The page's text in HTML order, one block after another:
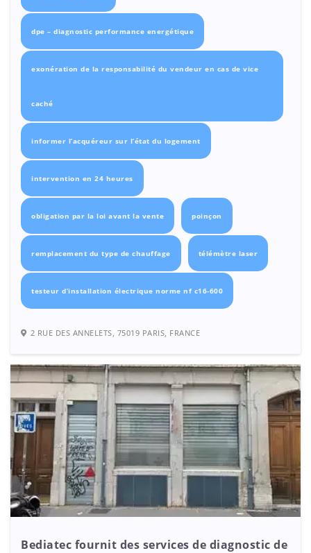
dpe – diagnostic performance energétique
exonération de la responsabilité du vendeur en cas de vice
caché
informer l’acquéreur sur l’état du logement
intervention en 24 heures
obligation par la loi avant la vente poinçon
remplacement du type de chauffage télémètre laser
testeur d’installation électrique norme nf c16-600
2 RUE DES ANNELETS, 75019 PARIS, FRANCE
Bediatec fournit des services de diagnostic de